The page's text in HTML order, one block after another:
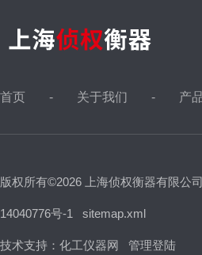
首页 关于我们 产
版权所有©2026 上海侦权衡器有限公
14040776号-1 sitemap.xml
技术支持： 化工仪器网 管理登陆